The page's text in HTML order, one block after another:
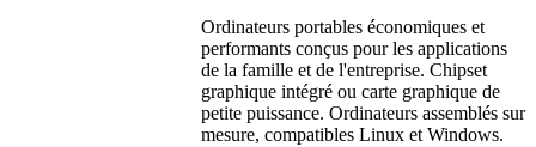
Ordinateurs portables économiques et
performants conçus pour les applications
de la famille et de l'entreprise. Chipset
graphique intégré ou carte graphique de
petite puissance. Ordinateurs assemblés sur
mesure, compatibles Linux et Windows.